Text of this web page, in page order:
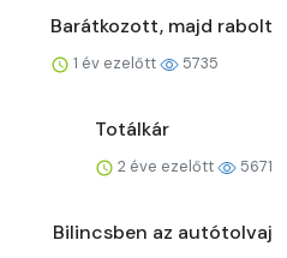
Barátkozott, majd rabolt
1 év ezelőtt 5735
Totálkár
2 éve ezelőtt 5671
Bilincsben az autótolvaj